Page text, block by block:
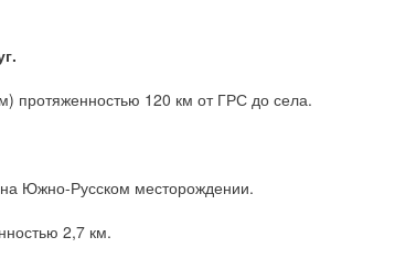
протяженностью 120 км от ГРС до села.
Южно-Русском месторождении.
2,7 км.